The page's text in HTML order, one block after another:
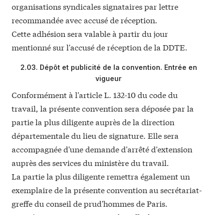
organisations syndicales signataires par lettre
recommandée avec accusé de réception.
Cette adhésion sera valable à partir du jour
mentionné sur l'accusé de réception de la DDTE.
2.03. Dépôt et publicité de la convention. Entrée en
vigueur
Conformément à l'articleL. 132-10du code du
travail, la présente convention sera déposée par la
partie la plus diligente auprès de la direction
départementale du lieu de signature. Elle sera
accompagnée d'une demande d'arrêté d'extension
auprès des services du ministère du travail.
La partie la plus diligente remettra également un
exemplaire de la présente convention au secrétariat-
greffe du conseil de prud'hommes de Paris.